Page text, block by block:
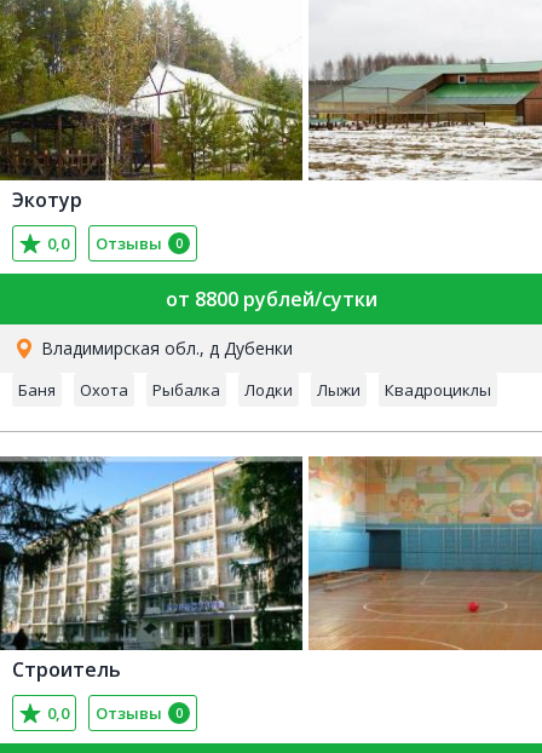
Экотур
0,0 Отзывы 0
от 8800 рублей/сутки
Владимирская обл., д Дубенки
Баня Охота Рыбалка Лодки Лыжи Квадроциклы
Строитель
0,0 Отзывы 0